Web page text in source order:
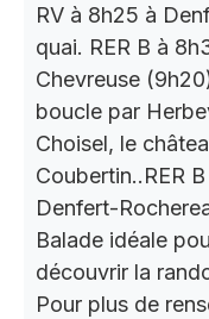
RV à 8h25 à
quai. RER B à
Chevreuse
boucle par
Choisel, le
Coubertin..RER
Denfert-
Balade idéale
découvrir la
Pour plus de